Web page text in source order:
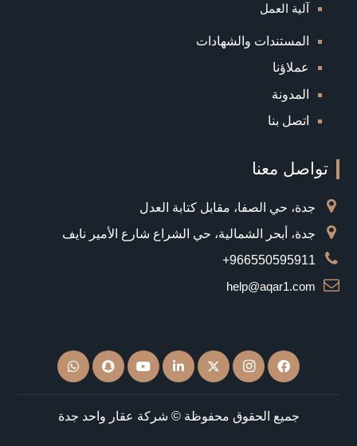
آلية العمل
المستندات والشهادات
عملاؤنا
المدونة
اتصل بنا
تواصل معنا
جدة، حي الصفا، مقابل كتابة العدل
جدة، أبحر الشمالية، حي الشراع شارع الأمير نايف
966550595911+
help@aqar1.com
جميع الحقوق محفوظة © شركة عقار واحد جدة